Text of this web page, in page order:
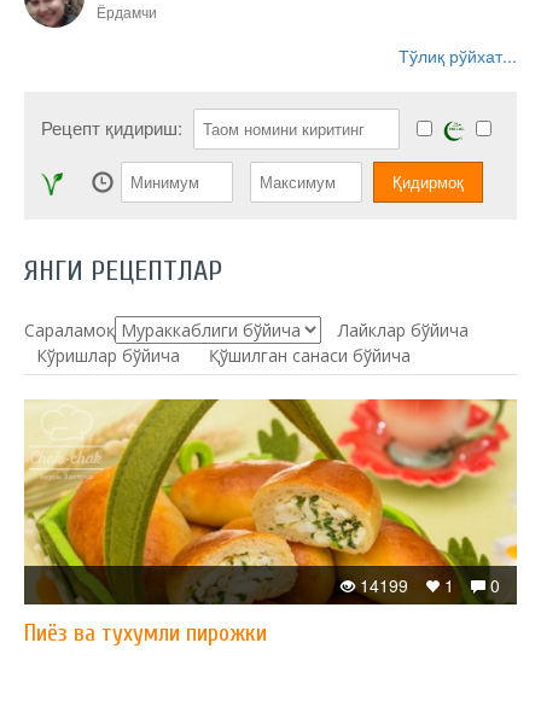
Ёрдамчи
Тўлиқ рўйхат...
Рецепт қидириш:
ЯНГИ РЕЦЕПТЛАР
Сараламоқ:
Лайклар бўйича
Кўришлар бўйича
Қўшилган санаси бўйича
0
1
14199
Пиёз ва тухумли пирожки